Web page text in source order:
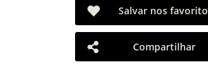
Salvar nos
Compartilhar